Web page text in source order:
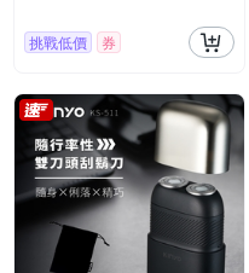
挑戰低價 券